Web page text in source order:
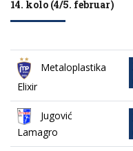
14. kolo (4/5. februar)
Metaloplastika
Elixir
Jugović
Lamagro